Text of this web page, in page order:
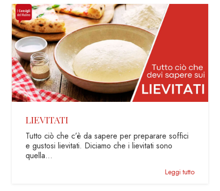
LIEVITATI
Tutto ciò che c’è da sapere per preparare soffici
e gustosi lievitati. Diciamo che i lievitati sono
quella…
Leggi tutto